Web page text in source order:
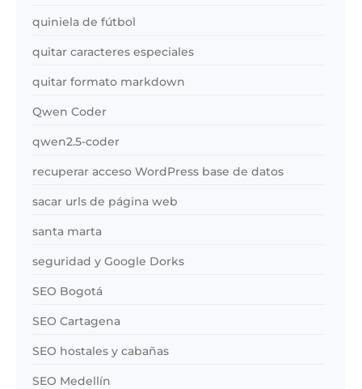
quiniela de fútbol
quitar caracteres especiales
quitar formato markdown
Qwen Coder
qwen2.5-coder
recuperar acceso WordPress base de datos
sacar urls de página web
santa marta
seguridad y Google Dorks
SEO Bogotá
SEO Cartagena
SEO hostales y cabañas
SEO Medellín